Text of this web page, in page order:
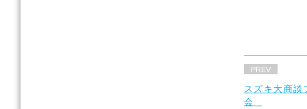
e
b
o
PREV
スズキ大商談
会